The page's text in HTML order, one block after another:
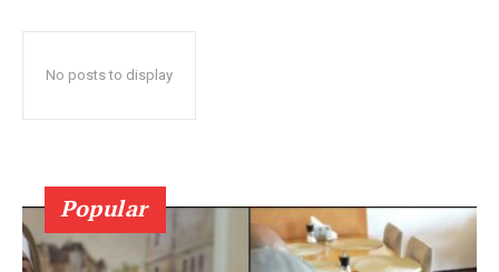
No posts to display
Popular